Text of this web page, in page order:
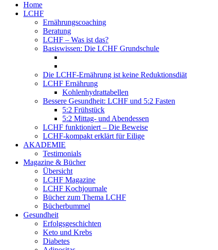
Home
LCHF
Ernährungscoaching
Beratung
LCHF – Was ist das?
Basiswissen: Die LCHF Grundschule
Die LCHF-Ernährung ist keine Reduktionsdiät
LCHF Ernährung
Kohlenhydrattabellen
Bessere Gesundheit: LCHF und 5:2 Fasten
5:2 Frühstück
5:2 Mittag- und Abendessen
LCHF funktioniert – Die Beweise
LCHF-kompakt erklärt für Eilige
AKADEMIE
Testimonials
Magazine & Bücher
Übersicht
LCHF Magazine
LCHF Kochjournale
Bücher zum Thema LCHF
Bücherbummel
Gesundheit
Erfolgsgeschichten
Keto und Krebs
Diabetes